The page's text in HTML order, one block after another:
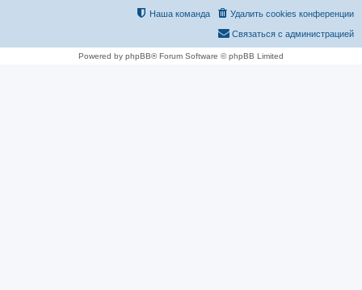
Удалить cookies конференции
Наша команда
Связаться с администрацией
Powered by phpBB® Forum Software © phpBB Limited